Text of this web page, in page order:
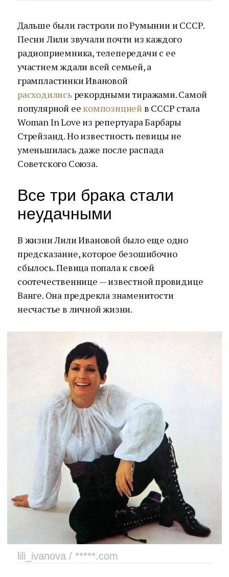
Дальше были гастроли по Румынии и СССР.
Песни Лили звучали почти из каждого
радиоприемника, телепередачи с ее
участием ждали всей семьей, а
грампластинки Ивановой
расходилисьрекордными тиражами. Самой
популярной ее композицией в СССР стала
Woman In Love из репертуара Барбары
Стрейзанд. Но известность певицы не
уменьшилась даже после распада
Советского Союза.
Все три брака стали
неудачными
В жизни Лили Ивановой было еще одно
предсказание, которое безошибочно
сбылось. Певица попала к своей
соотечественнице — известной провидице
Ванге. Она предрекла знаменитости
несчастье в личной жизни.
lili_ivanova / *****.com